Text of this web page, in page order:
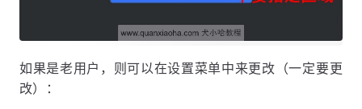
如果是老用户，则可以在设置菜单中来更改（一定要更
改）：